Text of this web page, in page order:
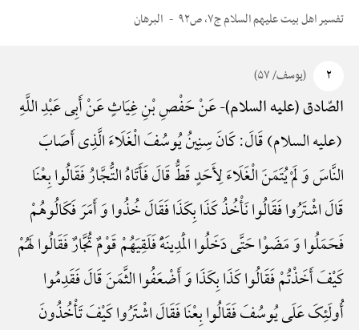
تفسیر اهل بیت علیهم السلام ج۷، ص۹۲ البرهان
۲ (یوسف/ ۵۷)
الصّادق (علیه السلام)-عَنْ حَفْصِ بْنِ غِیَاثٍ عَنْ أَبِی عَبْدِ اللَّهِ
(علیه السلام) قَالَ: کَانَ سِنِینُ یُوسُفَ الْغَلَاءَ الَّذِی أَصَابَ
النَّاسَ وَ لَمْ یُتَمَنَ الْغَلَاءَ لِأَحَدٍ قَطُّ قَالَ فَأَتَاهُ التُّجَّارُ فَقَالُوا بِعْنَا
قَالَ اشْتَرُوا فَقَالُوا نَأْخُذُ کَذَا بِکَذَا فَقَالَ خُذُوا وَ أَمَرَ فَکَالُوهُمْ
فَحَمَلُوا وَ مَضَوْا حَتَّی دَخَلُوا الْمَدِینَهًَْ فَلَقِیَهُمْ قَوْمٌ تُجَّارٌ فَقَالُوا لَهُمْ
کَیْفَ أَخَذْتُمْ فَقَالُوا کَذَا بِکَذَا وَ أَضْعَفُوا الثَّمَنَ قَالَ فَقَدِمُوا
أُولَئِکَ عَلَی یُوسُفَ فَقَالُوا بِعْنَا فَقَالَ اشْتَرُوا کَیْفَ تَأْخُذُونَ